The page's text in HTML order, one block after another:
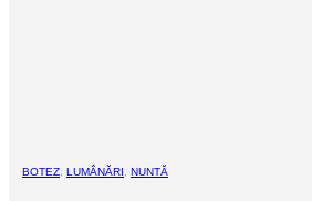
BOTEZ LUMÂNĂRI NUNTĂ